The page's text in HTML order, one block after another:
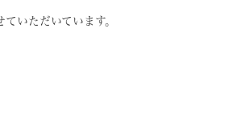
いただいています。